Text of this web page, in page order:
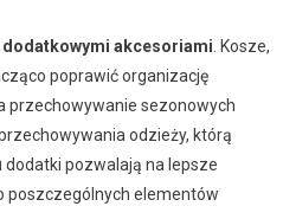
dodatkowymi akcesoriami . Kosze,
poprawić organizację
przechowywanie sezonowych
odzieży, którą
pozwalają na lepsze
poszczególnych elementów